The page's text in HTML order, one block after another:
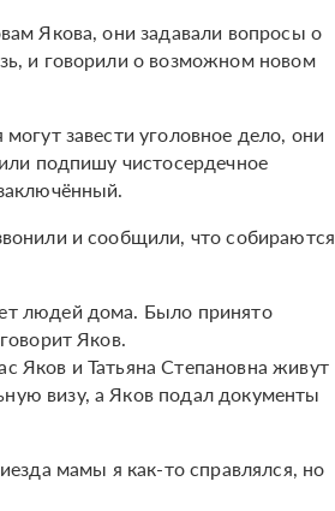
Якова, они задавали вопросы о
и говорили о возможном новом
завести уголовное дело, они
подпишу чистосердечное
и сообщили, что собираются
людей дома. Было принято
Яков.
Яков и Татьяна Степановна живут
визу, а Яков подал документы
мамы я как-то справлялся, но